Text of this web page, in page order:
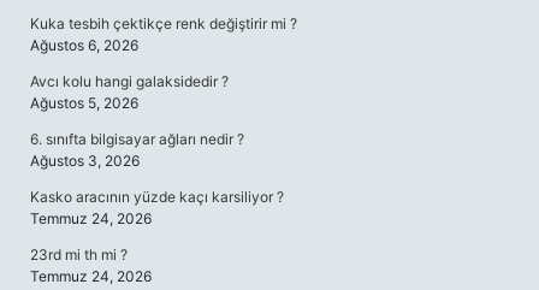
Kuka tesbih çektikçe renk değiştirir mi ?
Ağustos 6, 2026
Avcı kolu hangi galaksidedir ?
Ağustos 5, 2026
6. sınıfta bilgisayar ağları nedir ?
Ağustos 3, 2026
Kasko aracının yüzde kaçı karsiliyor ?
Temmuz 24, 2026
23rd mi th mi ?
Temmuz 24, 2026